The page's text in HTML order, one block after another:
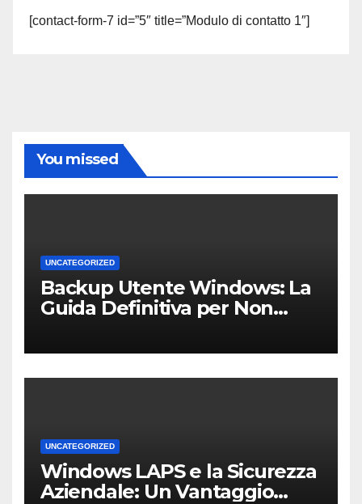
[contact-form-7 id=”5″ title=”Modulo di contatto 1″]
You missed
UNCATEGORIZED
Backup Utente Windows: La
Guida Definitiva per Non
Casa o dell’Ufficio
UNCATEGORIZED
Windows LAPS e la Sicurezza
Aziendale: Un Vantaggio